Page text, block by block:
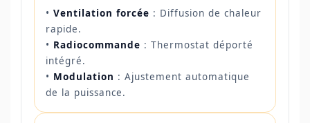
• Ventilation forcée : Diffusion de chaleur
rapide.
• Radiocommande : Thermostat déporté
intégré.
• Modulation : Ajustement automatique
de la puissance.